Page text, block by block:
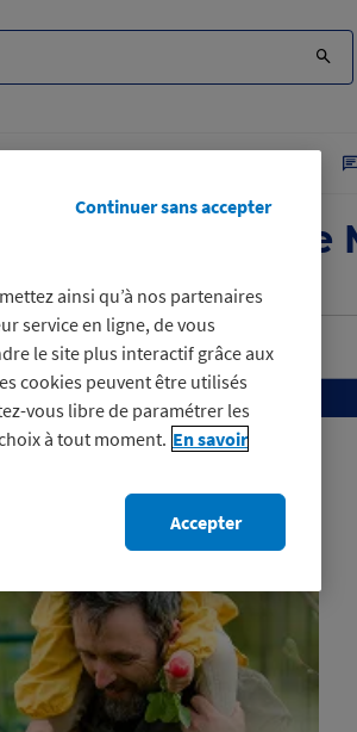
ma remise
ainsi qu’à nos partenaires
service en ligne, de vous
le site plus interactif grâce aux
cookies peuvent être utilisés
vous libre de paramétrer les
à tout moment. En savoir
Continuer sans accepter
Accepter